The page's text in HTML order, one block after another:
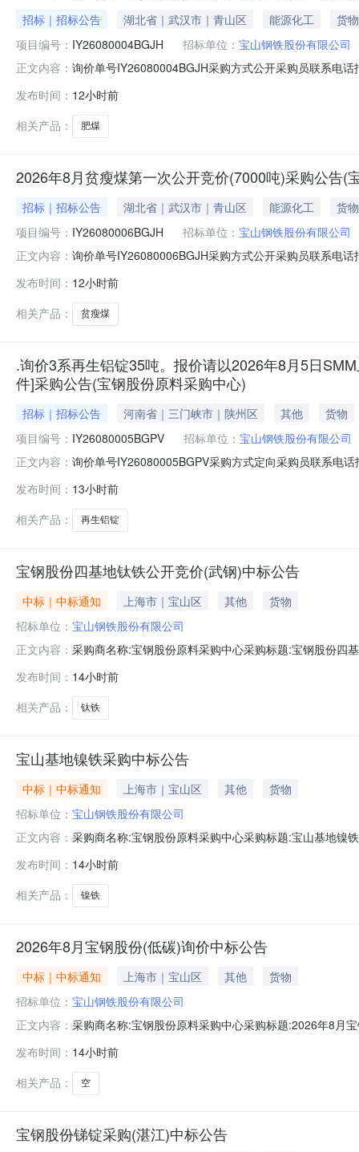
招标｜招标公告 湖北省｜武汉市｜青山区 能源化工
货物
项目编号： IY26080004BGJH 招标单位： 宝山钢铁股份有限公司
正文内容： 询价单号IY26080004BGJH采购方式公开采购员联系电
二、保证金额度：2000000.0元三、商务条款：定价说
发布时间： 12小时前
相关产品：
肥煤
2026年8月贫瘦煤第一次公开竞价(7000吨)采购公告(
招标｜招标公告 湖北省｜武汉市｜青山区 能源化工
货物
项目编号： IY26080006BGJH 招标单位： 宝山钢铁股份有限公司
正文内容： 询价单号IY26080006BGJH采购方式公开采购员联系电
度：2000000.0元三、商务条款：定价说明：湿公吨。
发布时间： 12小时前
相关产品：
贫瘦煤
.询价3系再生铝锭35吨。报价请以2026年8月5日
件]采购公告(宝钢股份原料采购中心)
招标｜招标公告 河南省｜三门峡市｜陕州区 其他
货物
项目编号： IY26080005BGPV 招标单位： 宝山钢铁股份有限公司
正文内容： 询价单号IY26080005BGPV采购方式定向采购员联系电
额度：0.0元三、商务条款：定价说明：湿公吨。限价类
发布时间： 13小时前
相关产品：
再生铝锭
宝钢股份四基地钛铁公开竞价(武钢)中标公告
中标｜中标通知 上海市｜宝山区 其他
货物
招标单位： 宝山钢铁股份有限公司
正文内容： 采购商名称:宝钢股份原料采购中心采购标题:宝钢股份四
发布时间： 14小时前
相关产品：
钛铁
宝山基地镍铁采购中标公告
中标｜中标通知 上海市｜宝山区 其他
货物
招标单位： 宝山钢铁股份有限公司
正文内容： 采购商名称:宝钢股份原料采购中心采购标题:宝山基地镍
发布时间： 14小时前
相关产品：
镍铁
2026年8月宝钢股份(低碳)询价中标公告
中标｜中标通知 上海市｜宝山区 其他
货物
招标单位： 宝山钢铁股份有限公司
正文内容： 采购商名称:宝钢股份原料采购中心采购标题:2026年8月
发布时间： 14小时前
相关产品：
空
宝钢股份锑锭采购(湛江)中标公告